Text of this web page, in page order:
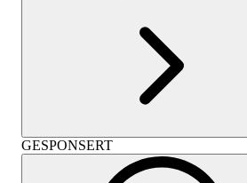
GESPONSERT